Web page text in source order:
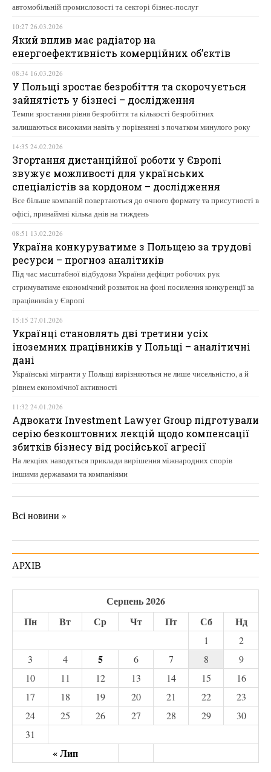
автомобільній промисловості та секторі бізнес-послуг
10:27 26.03.2026
Який вплив має радіатор на
енергоефективність комерційних об’єктів
08:34 16.03.2026
У Польщі зростає безробіття та скорочується
зайнятість у бізнесі – дослідження
Темпи зростання рівня безробіття та кількості безробітних
залишаються високими навіть у порівнянні з початком минулого року
14:35 24.02.2026
Згортання дистанційної роботи у Європі
звужує можливості для українських
спеціалістів за кордоном – дослідження
Все більше компаній повертаються до очного формату та присутності в
офісі, принаймні кілька днів на тиждень
08:51 13.02.2026
Україна конкуруватиме з Польщею за трудові
ресурси – прогноз аналітиків
Під час масштабної відбудови України дефіцит робочих рук
стримуватиме економічний розвиток на фоні посилення конкуренції за
працівників у Європі
15:15 27.01.2026
Українці становлять дві третини усіх
іноземних працівників у Польщі – аналітичні
дані
Українські мігранти у Польщі вирізняються не лише чисельністю, а й
рівнем економічної активності
11:32 24.01.2026
Адвокати Investment Lawyer Group підготували
серію безкоштовних лекцій щодо компенсації
збитків бізнесу від російської агресії
На лекціях наводяться приклади вирішення міжнародних спорів
іншими державами та компаніями
Всі новини »
АРХІВ
Серпень 2026
Пн
Вт Ср Чт Пт Сб Нд
« Лип
1
2
3
4 5 6 7 8
9
10
11 12 13 14 15
16
17
18 19 20 21 22
23
24
25 26 27 28 29
30
31